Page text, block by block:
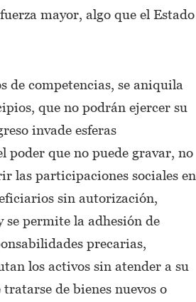
mayor, algo que el Estado
de competencias, se aniquila
que no podrán ejercer su
invade esferas
poder que no puede gravar, no
las participaciones sociales en
sin autorización,
permite la adhesión de
precarias,
los activos sin atender a su
de bienes nuevos o